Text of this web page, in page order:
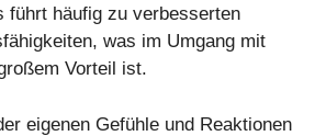
führt häufig zu verbesserten
was im Umgang mit
Vorteil ist.
eigenen Gefühle und Reaktionen